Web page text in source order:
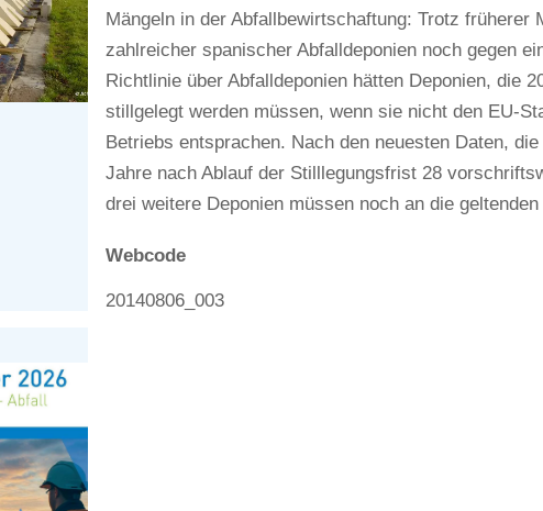
Mängeln in der Abfallbewirtschaftung: Trotz früherer
zahlreicher spanischer Abfalldeponien noch gegen
Richtlinie über Abfalldeponien hätten Deponien, die
stillgelegt werden müssen, wenn sie nicht den EU-
Betriebs entsprachen. Nach den neuesten Daten,
Jahre nach Ablauf der Stilllegungsfrist 28
drei weitere Deponien müssen noch an die
Webcode
20140806_003